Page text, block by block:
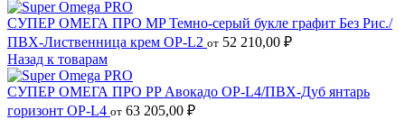
СУПЕР ОМЕГА ПРО MP Темно-серый букле графит Без Рис./
ПВХ-Лиственница крем OP-L2 от 52 210,00 ₽
Назад к товарам
СУПЕР ОМЕГА ПРО PP Авокадо OP-L4/ПВХ-Дуб янтарь
горизонт OP-L4 от 63 205,00 ₽